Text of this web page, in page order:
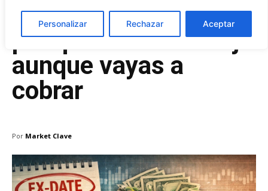
Personalizar Rechazar Aceptar
Fecha ex dividendo:
por qué la acción baja
aunque vayas a
cobrar
Por Market Clave